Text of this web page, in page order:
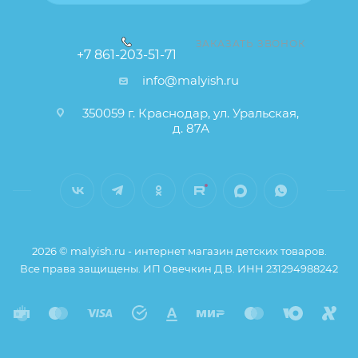
+7 861-203-51-71
ЗАКАЗАТЬ ЗВОНОК
info@malyish.ru
350059 г. Краснодар, ул. Уральская,
д. 87А
2026 © malyish.ru - интернет магазин детских товаров.
Все права защищены. ИП Овечкин Д.В. ИНН 231294988242